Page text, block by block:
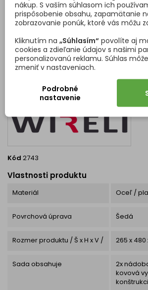
tlaku jednoduchá montáž,
zarážku jednoducho
pripevíte na podlahu kvalitná
neničí dvere ani stenu
Cena
5,54 €
 Vložiť do košíka
DETAILY PRODUKTU OTÁZKY
Kód 2743
Vlastnosti produktu
Materiál Oceľ /
Povrchová úprava Šedá
Rozmer produktu / Š x H x V / 265 x 480
Sada obsahuje
2x
kovová
nákup. S vaším súhlasom ich
prispôsobenie obsahu, zapamätanie
zobrazovanie ponúk, ktoré vás môžu
Kliknutím na „Súhlasím“ povolíte aj
cookies a zdieľanie údajov s našimi
personalizovanú reklamu. Súhlas
zmeniť v nastaveniach.
Podrobné
nastavenie